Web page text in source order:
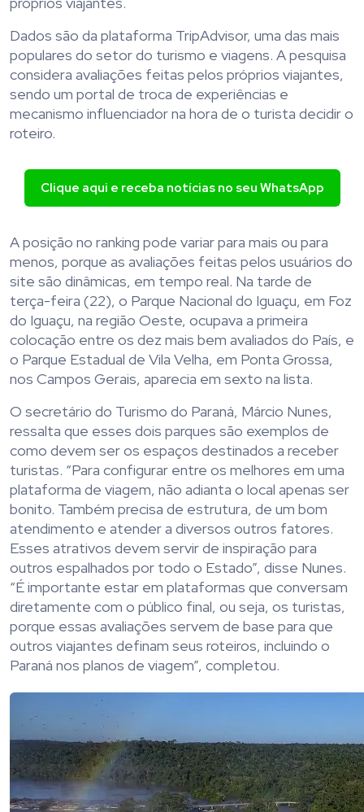
Dados são da plataforma TripAdvisor, uma das mais
populares do setor do turismo e viagens. A pesquisa
considera avaliações feitas pelos próprios viajantes,
sendo um portal de troca de experiências e
mecanismo influenciador na hora de o turista decidir o
roteiro.
Clique aqui e receba notícias no seu WhatsApp
A posição no ranking pode variar para mais ou para
menos, porque as avaliações feitas pelos usuários do
site são dinâmicas, em tempo real. Na tarde de
terça-feira (22), o Parque Nacional do Iguaçu, em Foz
do Iguaçu, na região Oeste, ocupava a primeira
colocação entre os dez mais bem avaliados do País, e
o Parque Estadual de Vila Velha, em Ponta Grossa,
nos Campos Gerais, aparecia em sexto na lista.
O secretário do Turismo do Paraná, Márcio Nunes,
ressalta que esses dois parques são exemplos de
como devem ser os espaços destinados a receber
turistas. “Para configurar entre os melhores em uma
plataforma de viagem, não adianta o local apenas ser
bonito. Também precisa de estrutura, de um bom
atendimento e atender a diversos outros fatores.
Esses atrativos devem servir de inspiração para
outros espalhados por todo o Estado”, disse Nunes.
“É importante estar em plataformas que conversam
diretamente com o público final, ou seja, os turistas,
porque essas avaliações servem de base para que
outros viajantes definam seus roteiros, incluindo o
Paraná nos planos de viagem”, completou.